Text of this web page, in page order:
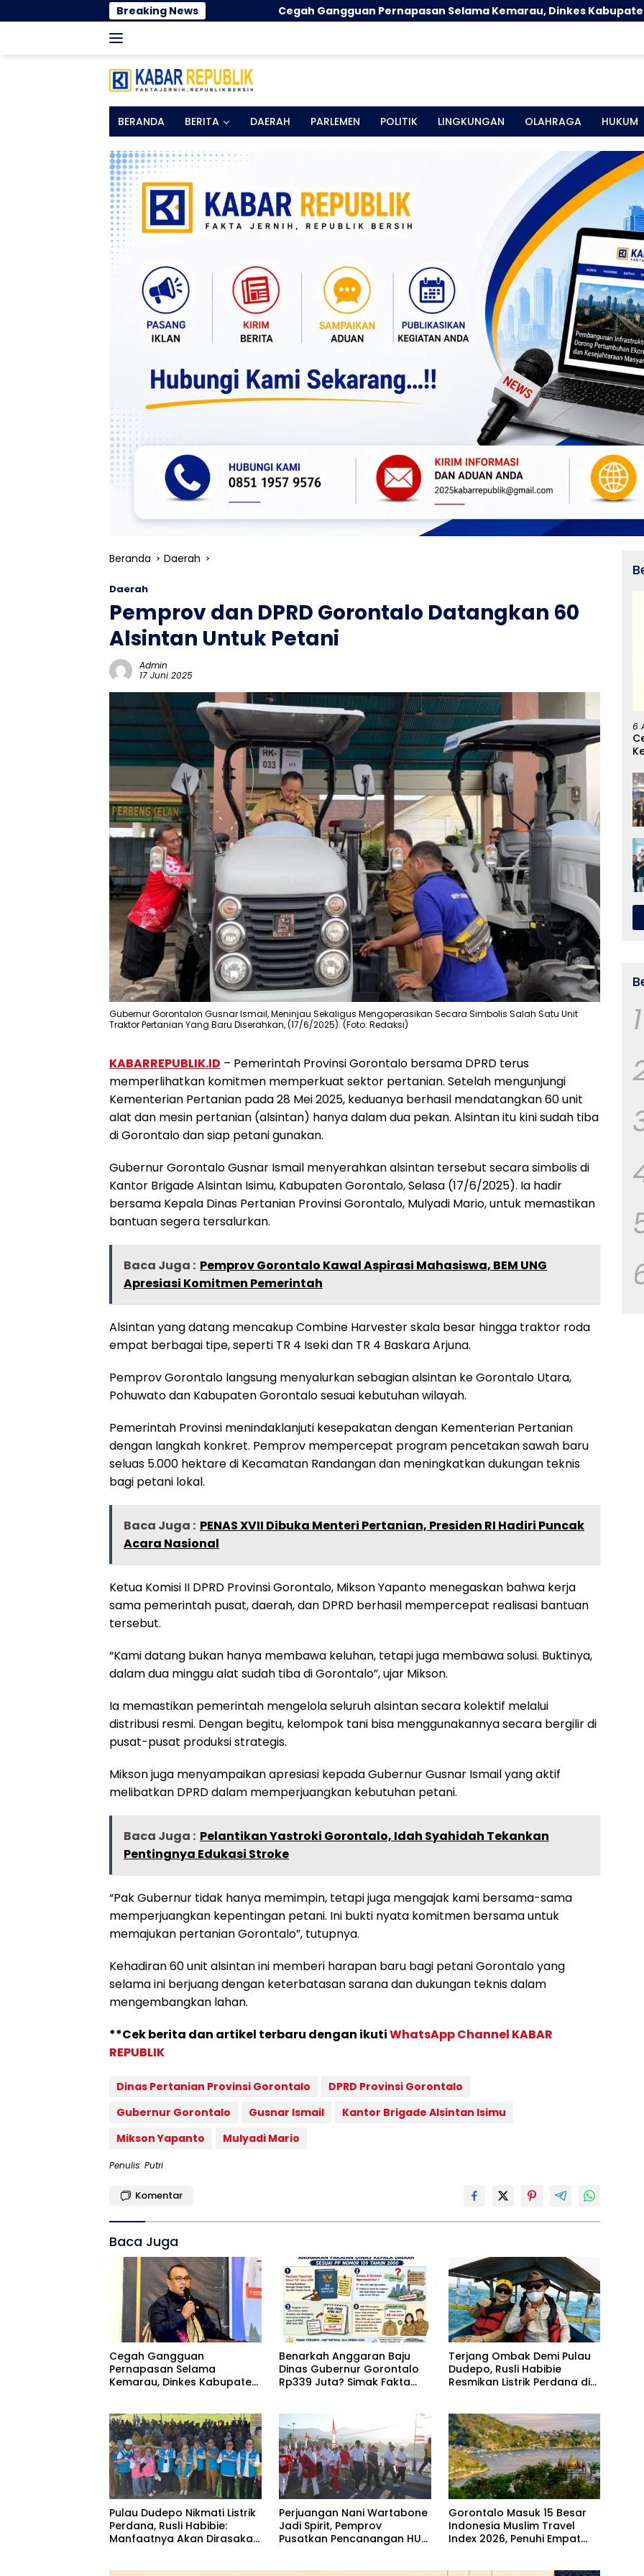
ke
Breaking News
Cegah Gangguan Pernapasan Selama Kemarau, Dinkes Kabupaten Gorontalo Gencarkan
BERANDA BERITA DAERAH PARLEMEN POLITIK LINGKUNGAN OLAHRAGA HUKUM
Beranda Daerah
Daerah
Pemprov dan DPRD Gorontalo Datangkan 60
Alsintan Untuk Petani
Admin
17 Juni 2025
Gubernur Gorontalon Gusnar Ismail, Meninjau Sekaligus Mengoperasikan Secara Simbolis Salah Satu Unit
Traktor Pertanian Yang Baru Diserahkan, (17/6/2025). (Foto: Redaksi)
KABARREPUBLIK.ID – Pemerintah Provinsi Gorontalo bersama DPRD terus
memperlihatkan komitmen memperkuat sektor pertanian. Setelah mengunjungi
Kementerian Pertanian pada 28 Mei 2025, keduanya berhasil mendatangkan 60 unit
alat dan mesin pertanian (alsintan) hanya dalam dua pekan. Alsintan itu kini sudah tiba
di Gorontalo dan siap petani gunakan.
Gubernur Gorontalo Gusnar Ismail menyerahkan alsintan tersebut secara simbolis di
Kantor Brigade Alsintan Isimu, Kabupaten Gorontalo, Selasa (17/6/2025). Ia hadir
bersama Kepala Dinas Pertanian Provinsi Gorontalo, Mulyadi Mario, untuk memastikan
bantuan segera tersalurkan.
Baca Juga : Pemprov Gorontalo Kawal Aspirasi Mahasiswa, BEM UNG
Apresiasi Komitmen Pemerintah
Alsintan yang datang mencakup Combine Harvester skala besar hingga traktor roda
empat berbagai tipe, seperti TR 4 Iseki dan TR 4 Baskara Arjuna.
Pemprov Gorontalo langsung menyalurkan sebagian alsintan ke Gorontalo Utara,
Pohuwato dan Kabupaten Gorontalo sesuai kebutuhan wilayah.
Pemerintah Provinsi menindaklanjuti kesepakatan dengan Kementerian Pertanian
dengan langkah konkret. Pemprov mempercepat program pencetakan sawah baru
seluas 5.000 hektare di Kecamatan Randangan dan meningkatkan dukungan teknis
bagi petani lokal.
Baca Juga : PENAS XVII Dibuka Menteri Pertanian, Presiden RI Hadiri Puncak
Acara Nasional
Ketua Komisi II DPRD Provinsi Gorontalo, Mikson Yapanto menegaskan bahwa kerja
sama pemerintah pusat, daerah, dan DPRD berhasil mempercepat realisasi bantuan
tersebut.
“Kami datang bukan hanya membawa keluhan, tetapi juga membawa solusi. Buktinya,
dalam dua minggu alat sudah tiba di Gorontalo”, ujar Mikson.
Ia memastikan pemerintah mengelola seluruh alsintan secara kolektif melalui
distribusi resmi. Dengan begitu, kelompok tani bisa menggunakannya secara bergilir di
pusat-pusat produksi strategis.
Mikson juga menyampaikan apresiasi kepada Gubernur Gusnar Ismail yang aktif
melibatkan DPRD dalam memperjuangkan kebutuhan petani.
Baca Juga : Pelantikan Yastroki Gorontalo, Idah Syahidah Tekankan
Pentingnya Edukasi Stroke
“Pak Gubernur tidak hanya memimpin, tetapi juga mengajak kami bersama-sama
memperjuangkan kepentingan petani. Ini bukti nyata komitmen bersama untuk
memajukan pertanian Gorontalo”, tutupnya.
Kehadiran 60 unit alsintan ini memberi harapan baru bagi petani Gorontalo yang
selama ini berjuang dengan keterbatasan sarana dan dukungan teknis dalam
mengembangkan lahan.
**Cek berita dan artikel terbaru dengan ikutiWhatsApp Channel KABAR
REPUBLIK
Dinas Pertanian Provinsi Gorontalo
DPRD Provinsi Gorontalo
Gubernur Gorontalo
Gusnar Ismail
Kantor Brigade Alsintan Isimu
Mikson Yapanto
Mulyadi Mario
Penulis: Putri
Komentar
Baca Juga
Cegah Gangguan
Pernapasan Selama
Kemarau, Dinkes Kabupaten
Benarkah Anggaran Baju
Dinas Gubernur Gorontalo
Rp339 Juta? Simak Fakta
Terjang Ombak Demi Pulau
Dudepo, Rusli Habibie
Resmikan Listrik Perdana di
Pulau Dudepo Nikmati Listrik
Perdana, Rusli Habibie:
Manfaatnya Akan Dirasakan
Perjuangan Nani Wartabone
Jadi Spirit, Pemprov
Pusatkan Pencanangan HUT
Gorontalo Masuk 15 Besar
Indonesia Muslim Travel
Index 2026, Penuhi Empat
6
1